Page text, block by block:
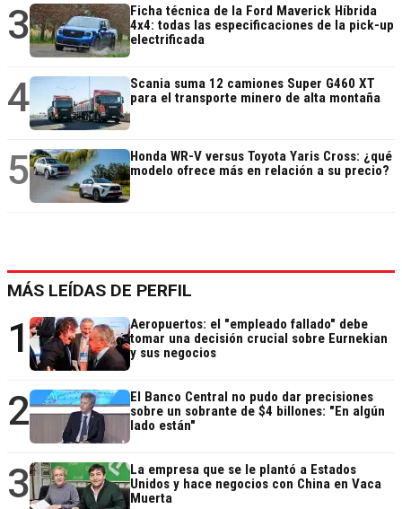
3
Ficha técnica de la Ford Maverick Híbrida
4x4: todas las especificaciones de la pick-up
electrificada
4
Scania suma 12 camiones Super G460 XT
para el transporte minero de alta montaña
5
Honda WR-V versus Toyota Yaris Cross: ¿qué
modelo ofrece más en relación a su precio?
MÁS LEÍDAS DE PERFIL
1
Aeropuertos: el "empleado fallado" debe
tomar una decisión crucial sobre Eurnekian
y sus negocios
2
El Banco Central no pudo dar precisiones
sobre un sobrante de $4 billones: "En algún
lado están"
3
La empresa que se le plantó a Estados
Unidos y hace negocios con China en Vaca
Muerta